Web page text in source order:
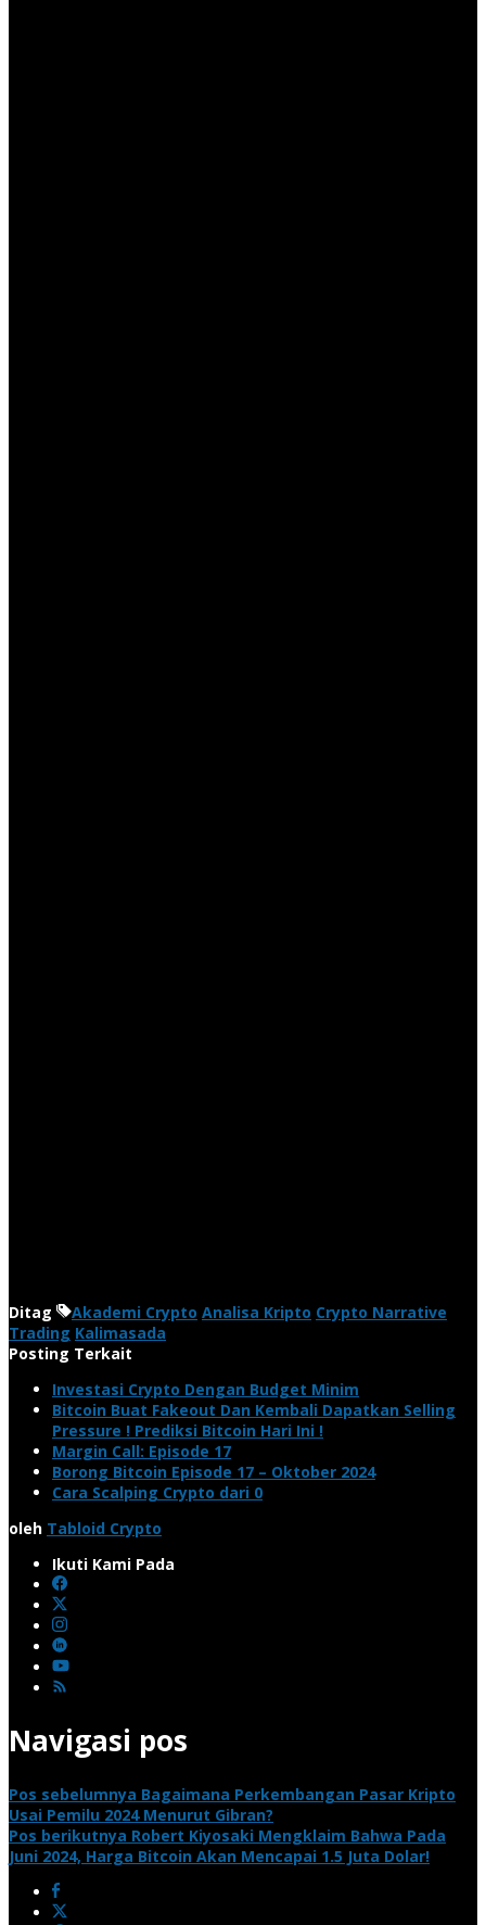
Ditag Akademi Crypto Analisa Kripto Crypto Narrative
Trading Kalimasada
Posting Terkait
Investasi Crypto Dengan Budget Minim
Bitcoin Buat Fakeout Dan Kembali Dapatkan Selling
Pressure ! Prediksi Bitcoin Hari Ini !
Margin Call: Episode 17
Borong Bitcoin Episode 17 – Oktober 2024
Cara Scalping Crypto dari 0
oleh Tabloid Crypto
Ikuti Kami Pada
Navigasi pos
Pos sebelumnya Bagaimana Perkembangan Pasar Kripto
Usai Pemilu 2024 Menurut Gibran?
Pos berikutnya Robert Kiyosaki Mengklaim Bahwa Pada
Juni 2024, Harga Bitcoin Akan Mencapai 1.5 Juta Dolar!